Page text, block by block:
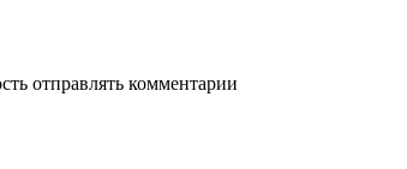
отправлять комментарии